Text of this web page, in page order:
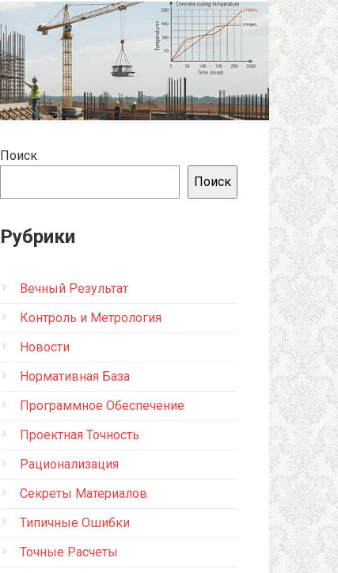
Поиск
Поиск
Рубрики
Вечный Результат
Контроль и Метрология
Новости
Нормативная База
Программное Обеспечение
Проектная Точность
Рационализация
Секреты Материалов
Типичные Ошибки
Точные Расчеты